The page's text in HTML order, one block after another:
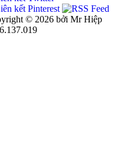
© 2026 bởi Mr Hiệp